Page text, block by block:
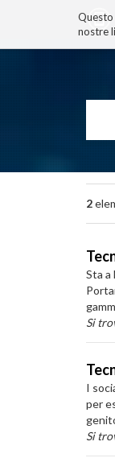
Questo
nostre
2
Sta a
Si
I
per
Si